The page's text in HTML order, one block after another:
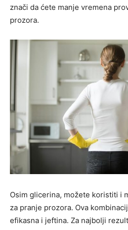
znači da ćete manje vremena
prozora.
Osim glicerina, možete koristiti i
za pranje prozora. Ova
efikasna i jeftina. Za najbolji